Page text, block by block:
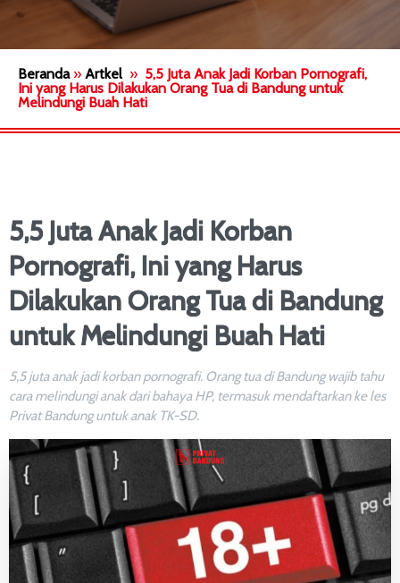
Beranda» Artkel » 5,5 Juta Anak Jadi Korban Pornografi,
Ini yang Harus Dilakukan Orang Tua di Bandung untuk
Melindungi Buah Hati
5,5 Juta Anak Jadi Korban
Pornografi, Ini yang Harus
Dilakukan Orang Tua di Bandung
untuk Melindungi Buah Hati
5,5 juta anak jadi korban pornografi. Orang tua di Bandung wajib tahu
cara melindungi anak dari bahaya HP, termasuk mendaftarkan ke les
Privat Bandung untuk anak TK-SD.